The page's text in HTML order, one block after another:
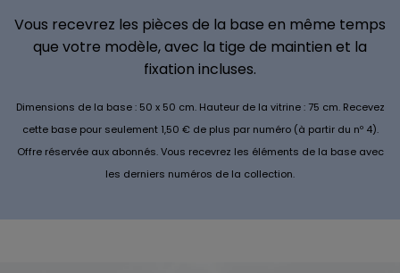
Vous recevrez les pièces de la base en même temps
que votre modèle, avec la tige de maintien et la
fixation incluses.
Dimensions de la base : 50 x 50 cm. Hauteur de la vitrine : 75 cm. Recevez
cette base pour seulement 1,50 € de plus par numéro (à partir du nº 4).
Offre réservée aux abonnés. Vous recevrez les éléments de la base avec
les derniers numéros de la collection.